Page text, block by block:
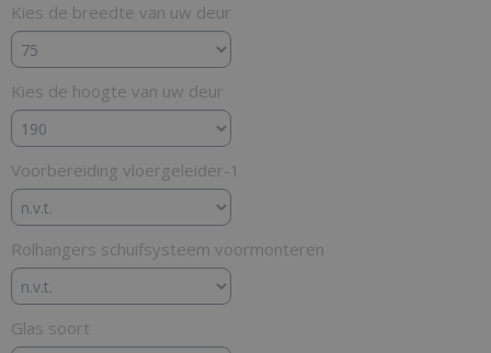
Kies de breedte van uw deur
Kies de hoogte van uw deur
Voorbereiding vloergeleider-1
Rolhangers schuifsysteem voormonteren
Glas soort